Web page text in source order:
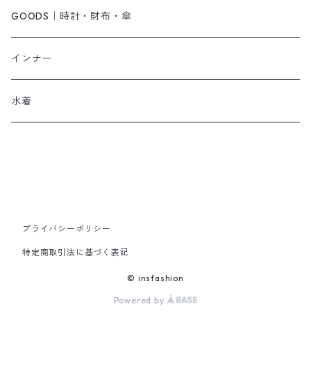
オールインワン・サロペット
ジャンパースカート
その他
ベルト
ブレスレット
帽子
ストール・マフラー
サンダル
ショートブーツ・ブーティ
ロングブーツ
その他
ショルダーバッグ
ハンドバッグ
リュック
その他
GOODS｜時計・財布・傘
インナー
水着
プライバシーポリシー
特定商取引法に基づく表記
© insfashion
Powered by